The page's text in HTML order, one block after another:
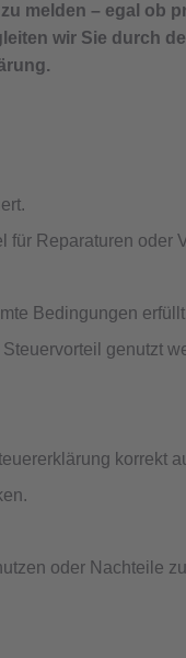
melden – egal ob
wir Sie durch
Reparaturen oder
Bedingungen
genutzt
korrekt
oder Nachteile